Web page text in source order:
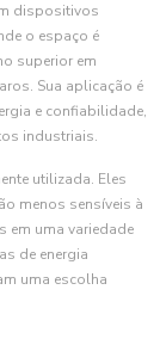
dispositivos
o espaço é
superior em
Sua aplicação é
e confiabilidade,
industriais.
utilizada. Eles
menos sensíveis à
em uma variedade
de energia
uma escolha